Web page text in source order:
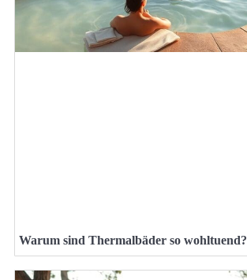
Warum sind Thermalbäder so wohltuend?